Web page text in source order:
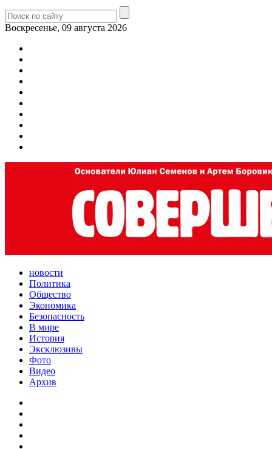
Воскресенье, 09 августа 2026
новости
Политика
Общество
Экономика
Безопасность
В мире
История
Эксклюзивы
Фото
Видео
Архив